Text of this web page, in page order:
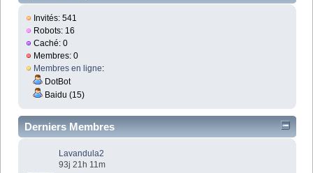
Invités: 541
Robots: 16
Caché: 0
Membres: 0
Membres en ligne:
DotBot
Baidu (15)
Derniers Membres
Lavandula2
93j 21h 11m